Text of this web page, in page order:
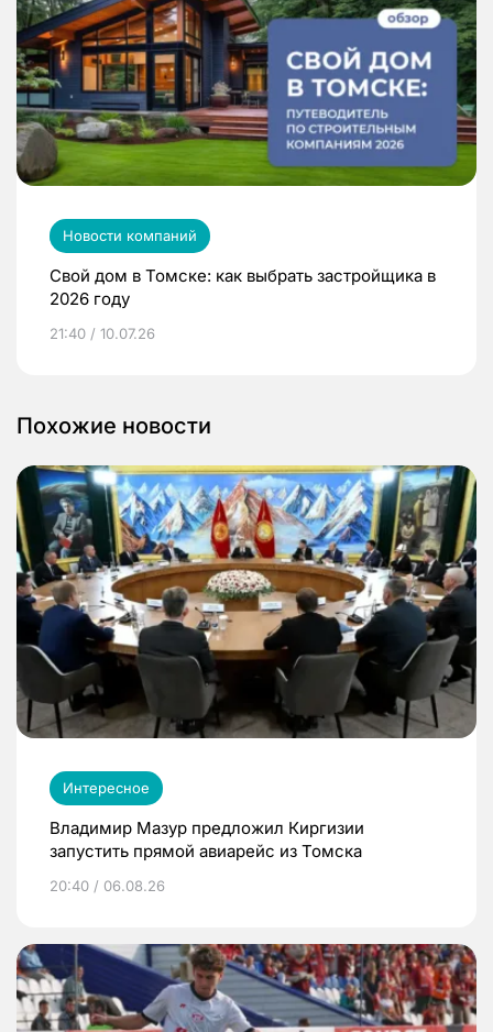
Новости компаний
Свой дом в Томске: как выбрать застройщика в
2026 году
21:40 / 10.07.26
Похожие новости
Интересное
Владимир Мазур предложил Киргизии
запустить прямой авиарейс из Томска
20:40 / 06.08.26